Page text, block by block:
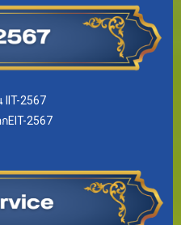
2567
2567